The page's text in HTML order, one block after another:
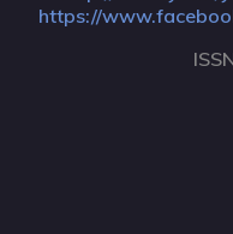
https://